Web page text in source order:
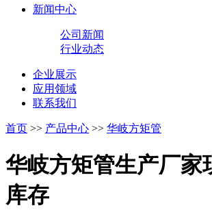
新闻中心
公司新闻
行业动态
企业展示
应用领域
联系我们
首页 >> 产品中心 >> 华岐方矩管
华岐方矩管生产厂家
库存